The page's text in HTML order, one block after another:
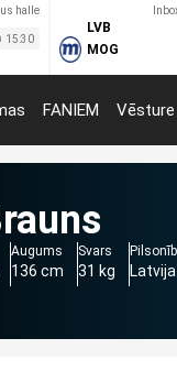
halle
15:30
LVB
MOG
FANIEM Vēsture
Augums
136 cm
Svars
31 kg